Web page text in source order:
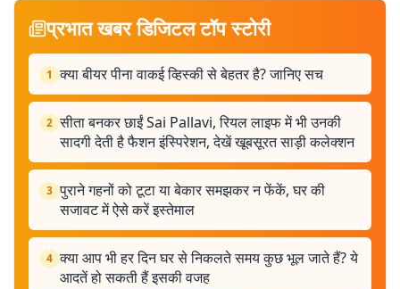
प्रभात खबर डिजिटल टॉप स्टोरी
1 क्या बीयर पीना वाकई व्हिस्की से बेहतर है? जानिए सच
2 सीता बनकर छाईं Sai Pallavi, रियल लाइफ में भी उनकी
सादगी देती है फैशन इंस्पिरेशन, देखें खूबसूरत साड़ी कलेक्शन
3 पुराने गहनों को टूटा या बेकार समझकर न फेंकें, घर की
सजावट में ऐसे करें इस्तेमाल
4 क्या आप भी हर दिन घर से निकलते समय कुछ भूल जाते हैं? ये
आदतें हो सकती हैं इसकी वजह